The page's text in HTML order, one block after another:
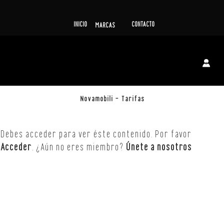
INICIO MARCAS CONTACTO
Novamobili – Tarifas
Debes acceder para ver éste contenido. Por favor
Acceder. ¿Aún no eres miembro? Únete a nosotros